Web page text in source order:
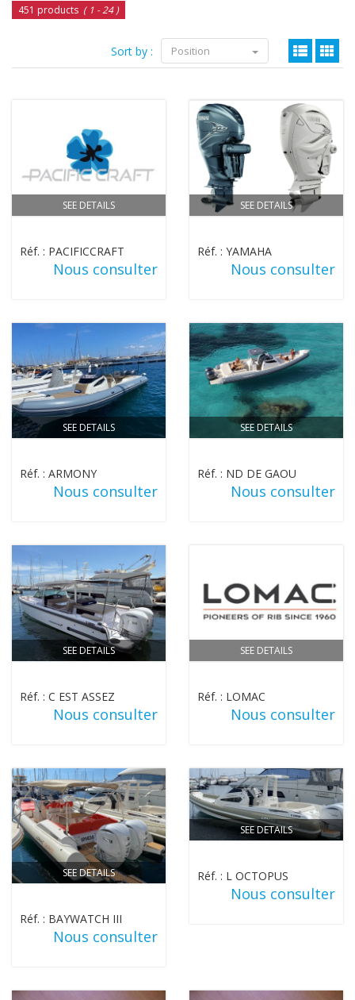
451 products ( 1 - 24 )
Sort by : Position
SEE DETAILS
Réf. : PACIFICCRAFT
Nous consulter
SEE DETAILS
Réf. : YAMAHA
Nous consulter
SEE DETAILS
Réf. : ARMONY
Nous consulter
SEE DETAILS
Réf. : ND DE GAOU
Nous consulter
SEE DETAILS
Réf. : C EST ASSEZ
Nous consulter
SEE DETAILS
Réf. : LOMAC
Nous consulter
SEE DETAILS
Réf. : BAYWATCH III
Nous consulter
SEE DETAILS
Réf. : L OCTOPUS
Nous consulter